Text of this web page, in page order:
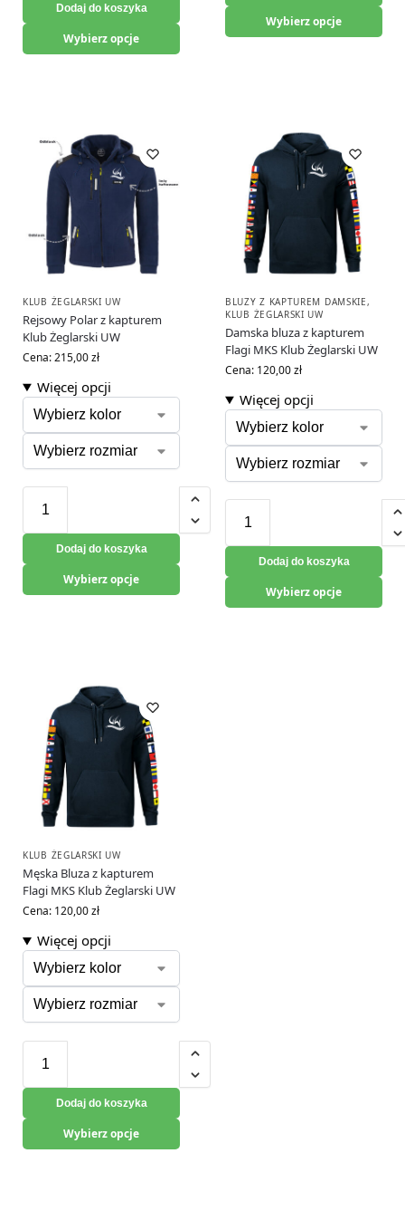
Dodaj do koszyka
Wybierz opcje
Wybierz opcje
KLUB ŻEGLARSKI UW
Rejsowy Polar z kapturem
Klub Żeglarski UW
Cena:215,00zł
Więcej opcji
Dodaj do koszyka
Wybierz opcje
BLUZY Z KAPTUREM DAMSKIE,
KLUB ŻEGLARSKI UW
Damska bluza z kapturem
Flagi MKS Klub Żeglarski UW
Cena: 120,00zł
Więcej opcji
Dodaj do koszyka
Wybierz opcje
KLUB ŻEGLARSKI UW
Męska Bluza z kapturem
Flagi MKS Klub Żeglarski UW
Cena: 120,00zł
Więcej opcji
Dodaj do koszyka
Wybierz opcje